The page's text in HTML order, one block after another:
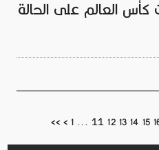
كأس العالم على الحالة
<< < 1 ... 11 12 13 14 15